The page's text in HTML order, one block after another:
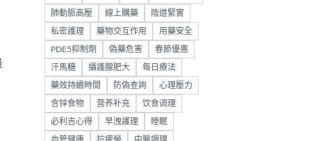
肺動脈高壓 線上購藥 陰道緊實
私密護理 藥物交互作用 用藥安全
PDE5抑制劑 偽藥危害 春節優惠
汗馬糖 攝護腺肥大 每日療法
藥效持續時間 防偽查詢 心理壓力
含锌食物 营养补充 饮食调理
必利吉心得 早洩護理 睡眠